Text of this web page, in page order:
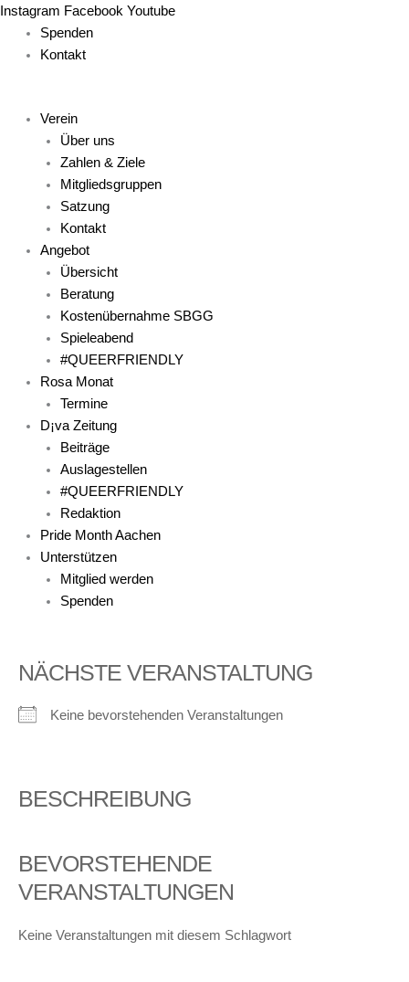
Zum
Inhalt
springen
Instagram Facebook Youtube
Main
Menu
Spenden
Kontakt
Main
Menu
Verein
Über uns
Zahlen & Ziele
Mitgliedsgruppen
Satzung
Kontakt
Angebot
Übersicht
Beratung
Kostenübernahme SBGG
Spieleabend
#QUEERFRIENDLY
Rosa Monat
Termine
D¡va Zeitung
Beiträge
Auslagestellen
#QUEERFRIENDLY
Redaktion
Pride Month Aachen
Unterstützen
Mitglied werden
Spenden
NÄCHSTE VERANSTALTUNG
Keine bevorstehenden Veranstaltungen
BESCHREIBUNG
BEVORSTEHENDE
VERANSTALTUNGEN
Keine Veranstaltungen mit diesem Schlagwort
Main
Menu
Main
Menu
Main
Menu